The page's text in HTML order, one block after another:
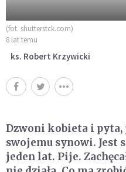
(fot. shutterstck.com)
8 lat temu
ks. Robert Krzywicki
Dzwoni kobieta i pyta,
swojemu synowi. Jest
jeden lat. Pije.